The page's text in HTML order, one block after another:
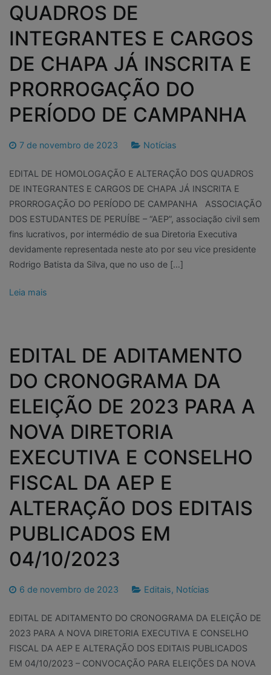
QUADROS DE
INTEGRANTES E CARGOS
DE CHAPA JÁ INSCRITA E
PRORROGAÇÃO DO
PERÍODO DE CAMPANHA
7 de novembro de 2023 Notícias
EDITAL DE HOMOLOGAÇÃO E ALTERAÇÃO DOS QUADROS
DE INTEGRANTES E CARGOS DE CHAPA JÁ INSCRITA E
PRORROGAÇÃO DO PERÍODO DE CAMPANHA ASSOCIAÇÃO
DOS ESTUDANTES DE PERUÍBE – “AEP”, associação civil sem
fins lucrativos, por intermédio de sua Diretoria Executiva
devidamente representada neste ato por seu vice presidente
Rodrigo Batista da Silva, que no uso de […]
Leia mais
EDITAL DE ADITAMENTO
DO CRONOGRAMA DA
ELEIÇÃO DE 2023 PARA A
NOVA DIRETORIA
EXECUTIVA E CONSELHO
FISCAL DA AEP E
ALTERAÇÃO DOS EDITAIS
PUBLICADOS EM
04/10/2023
6 de novembro de 2023 Editais, Notícias
EDITAL DE ADITAMENTO DO CRONOGRAMA DA ELEIÇÃO DE
2023 PARA A NOVA DIRETORIA EXECUTIVA E CONSELHO
FISCAL DA AEP E ALTERAÇÃO DOS EDITAIS PUBLICADOS
EM 04/10/2023 – CONVOCAÇÃO PARA ELEIÇÕES DA NOVA